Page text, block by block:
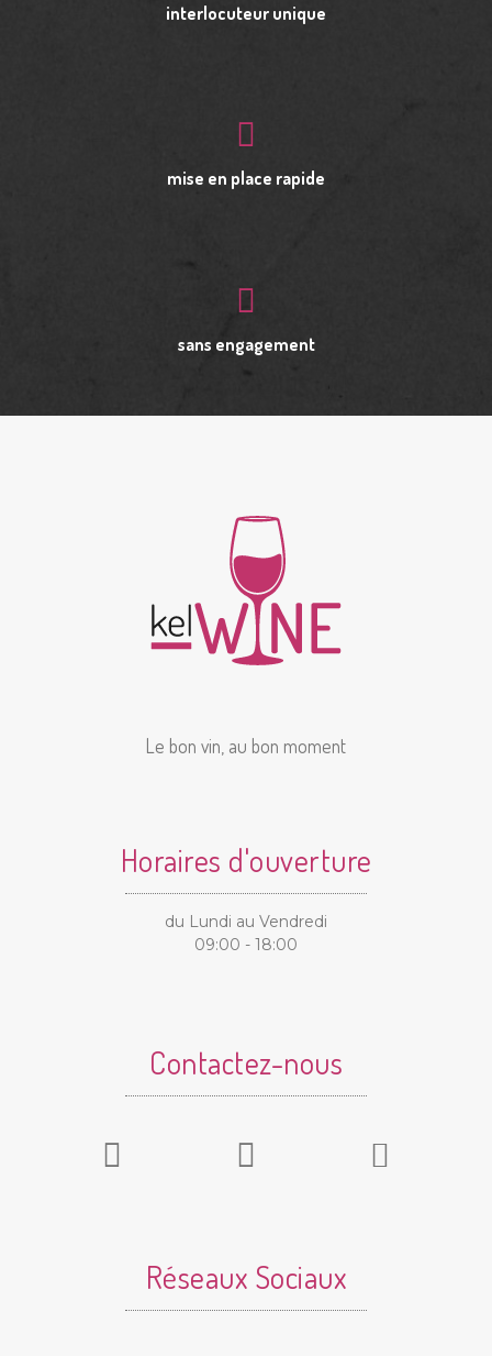
interlocuteur unique
mise en place rapide
sans engagement
Le bon vin, au bon moment
Horaires d'ouverture
du Lundi au Vendredi
09:00 - 18:00
Contactez-nous
Réseaux Sociaux